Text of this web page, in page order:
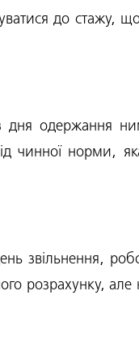
до стажу,
з дня одержання
чинної норми,
звільнення,
розрахунку, але